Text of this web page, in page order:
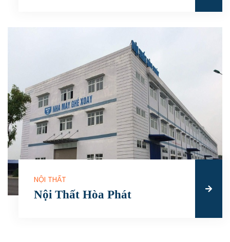
NỘI THẤT
Nội Thất Hòa Phát